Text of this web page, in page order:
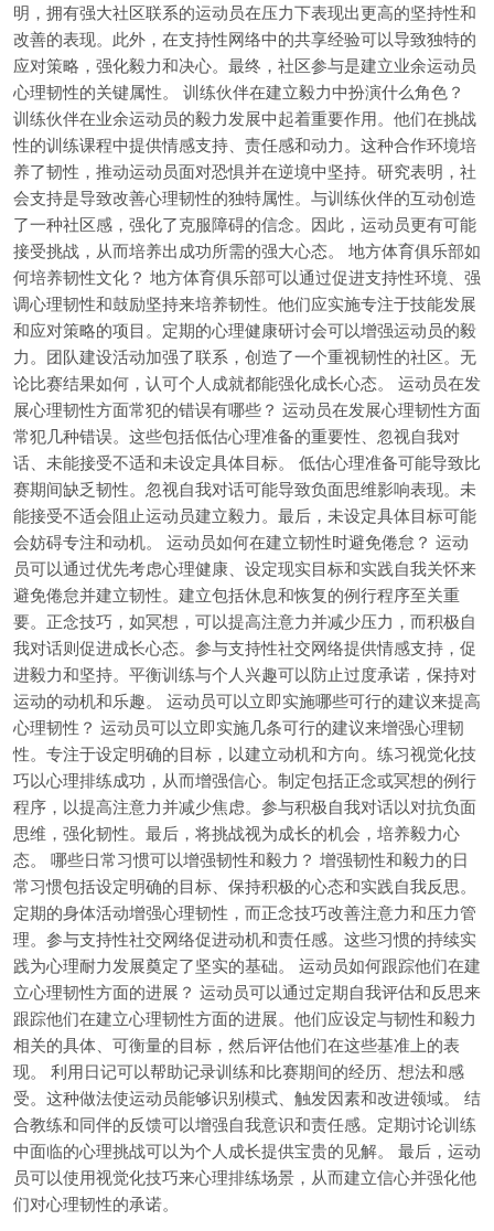
明，拥有强大社区联系的运动员在压力下表现出更高的坚持性和
改善的表现。此外，在支持性网络中的共享经验可以导致独特的
应对策略，强化毅力和决心。最终，社区参与是建立业余运动员
心理韧性的关键属性。 训练伙伴在建立毅力中扮演什么角色？
训练伙伴在业余运动员的毅力发展中起着重要作用。他们在挑战
性的训练课程中提供情感支持、责任感和动力。这种合作环境培
养了韧性，推动运动员面对恐惧并在逆境中坚持。研究表明，社
会支持是导致改善心理韧性的独特属性。与训练伙伴的互动创造
了一种社区感，强化了克服障碍的信念。因此，运动员更有可能
接受挑战，从而培养出成功所需的强大心态。 地方体育俱乐部如
何培养韧性文化？ 地方体育俱乐部可以通过促进支持性环境、强
调心理韧性和鼓励坚持来培养韧性。他们应实施专注于技能发展
和应对策略的项目。定期的心理健康研讨会可以增强运动员的毅
力。团队建设活动加强了联系，创造了一个重视韧性的社区。无
论比赛结果如何，认可个人成就都能强化成长心态。 运动员在发
展心理韧性方面常犯的错误有哪些？ 运动员在发展心理韧性方面
常犯几种错误。这些包括低估心理准备的重要性、忽视自我对
话、未能接受不适和未设定具体目标。 低估心理准备可能导致比
赛期间缺乏韧性。忽视自我对话可能导致负面思维影响表现。未
能接受不适会阻止运动员建立毅力。最后，未设定具体目标可能
会妨碍专注和动机。 运动员如何在建立韧性时避免倦怠？ 运动
员可以通过优先考虑心理健康、设定现实目标和实践自我关怀来
避免倦怠并建立韧性。建立包括休息和恢复的例行程序至关重
要。正念技巧，如冥想，可以提高注意力并减少压力，而积极自
我对话则促进成长心态。参与支持性社交网络提供情感支持，促
进毅力和坚持。平衡训练与个人兴趣可以防止过度承诺，保持对
运动的动机和乐趣。 运动员可以立即实施哪些可行的建议来提高
心理韧性？ 运动员可以立即实施几条可行的建议来增强心理韧
性。专注于设定明确的目标，以建立动机和方向。练习视觉化技
巧以心理排练成功，从而增强信心。制定包括正念或冥想的例行
程序，以提高注意力并减少焦虑。参与积极自我对话以对抗负面
思维，强化韧性。最后，将挑战视为成长的机会，培养毅力心
态。 哪些日常习惯可以增强韧性和毅力？ 增强韧性和毅力的日
常习惯包括设定明确的目标、保持积极的心态和实践自我反思。
定期的身体活动增强心理韧性，而正念技巧改善注意力和压力管
理。参与支持性社交网络促进动机和责任感。这些习惯的持续实
践为心理耐力发展奠定了坚实的基础。 运动员如何跟踪他们在建
立心理韧性方面的进展？ 运动员可以通过定期自我评估和反思来
跟踪他们在建立心理韧性方面的进展。他们应设定与韧性和毅力
相关的具体、可衡量的目标，然后评估他们在这些基准上的表
现。 利用日记可以帮助记录训练和比赛期间的经历、想法和感
受。这种做法使运动员能够识别模式、触发因素和改进领域。 结
合教练和同伴的反馈可以增强自我意识和责任感。定期讨论训练
中面临的心理挑战可以为个人成长提供宝贵的见解。 最后，运动
员可以使用视觉化技巧来心理排练场景，从而建立信心并强化他
们对心理韧性的承诺。